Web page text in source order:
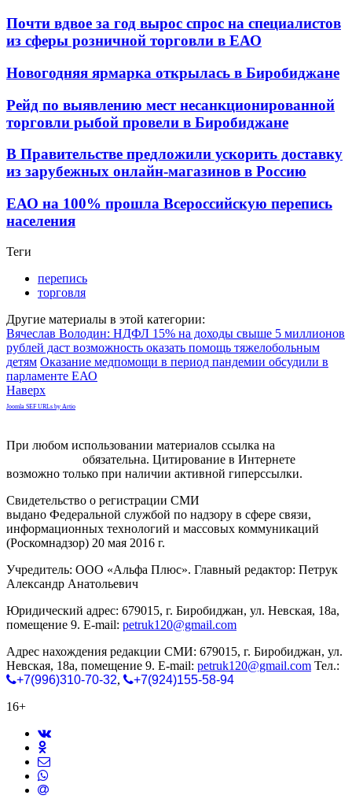
Почти вдвое за год вырос спрос на специалистов
из сферы розничной торговли в ЕАО
Новогодняя ярмарка открылась в Биробиджане
Рейд по выявлению мест несанкционированной
торговли рыбой провели в Биробиджане
В Правительстве предложили ускорить доставку
из зарубежных онлайн-магазинов в Россию
ЕАО на 100% прошла Всероссийскую перепись
населения
Теги
перепись
торговля
Другие материалы в этой категории:
Вячеслав Володин: НДФЛ 15% на доходы свыше 5 миллионов
рублей даст возможность оказать помощь тяжелобольным
детям Оказание медпомощи в период пандемии обсудили в
парламенте ЕАО
Наверх
Joomla SEF URLs by Artio
При любом использовании материалов ссылка на
обязательна. Цитирование в Интернете
возможно только при наличии активной гиперссылки.
Свидетельство о регистрации СМИ
выдано Федеральной службой по надзору в сфере связи,
информационных технологий и массовых коммуникаций
(Роскомнадзор) 20 мая 2016 г.
Учредитель: ООО «Альфа Плюс». Главный редактор: Петрук
Александр Анатольевич
Юридический адрес: 679015, г. Биробиджан, ул. Невская, 18а,
помещение 9. E-mail: petruk120@gmail.com
Адрес нахождения редакции СМИ: 679015, г. Биробиджан, ул.
Невская, 18а, помещение 9. E-mail: petruk120@gmail.com Тел.:
+7(996)310-70-32,
+7(924)155-58-94
16+